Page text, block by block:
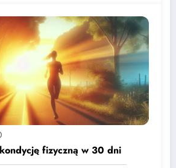
fizyczną w 30 dni